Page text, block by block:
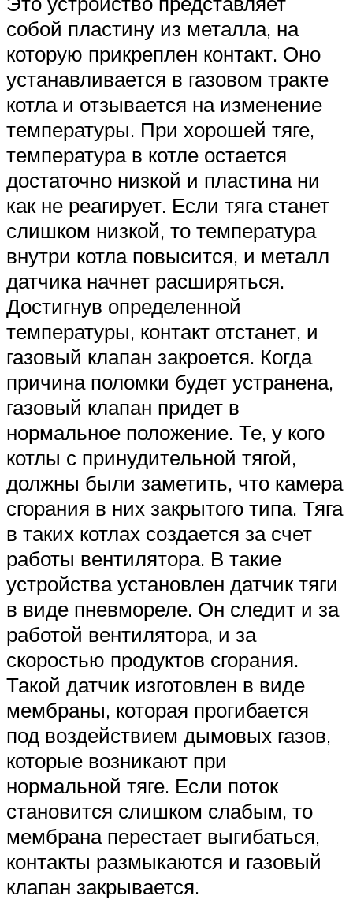
собой пластину из металла, на
которую прикреплен контакт. Оно
устанавливается в газовом тракте
котла и отзывается на изменение
температуры. При хорошей тяге,
температура в котле остается
достаточно низкой и пластина ни
как не реагирует. Если тяга станет
слишком низкой, то температура
внутри котла повысится, и металл
датчика начнет расширяться.
Достигнув определенной
температуры, контакт отстанет, и
газовый клапан закроется. Когда
причина поломки будет устранена,
газовый клапан придет в
нормальное положение. Те, у кого
котлы с принудительной тягой,
должны были заметить, что камера
сгорания в них закрытого типа. Тяга
в таких котлах создается за счет
работы вентилятора. В такие
устройства установлен датчик тяги
в виде пневмореле. Он следит и за
работой вентилятора, и за
скоростью продуктов сгорания.
Такой датчик изготовлен в виде
мембраны, которая прогибается
под воздействием дымовых газов,
которые возникают при
нормальной тяге. Если поток
становится слишком слабым, то
мембрана перестает выгибаться,
контакты размыкаются и газовый
клапан закрывается.